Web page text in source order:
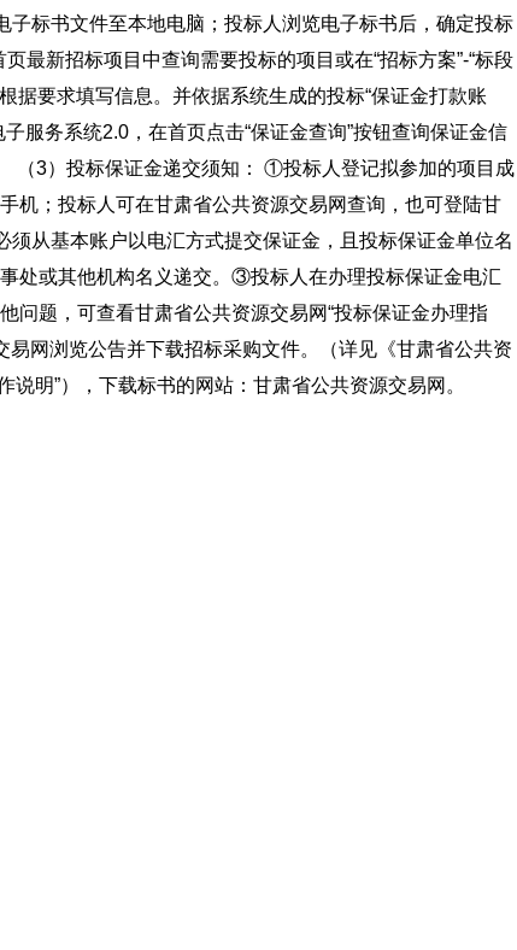
子标书文件至本地电脑；投标人浏览电子标书后，确定投标
最新招标项目中查询需要投标的项目或在“招标方案”-“标段
据要求填写信息。并依据系统生成的投标“保证金打款账
服务系统2.0，在首页点击“保证金查询”按钮查询保证金信
（3）投标保证金递交须知： ①投标人登记拟参加的项目成
机；投标人可在甘肃省公共资源交易网查询，也可登陆甘
从基本账户以电汇方式提交保证金，且投标保证金单位名
处或其他机构名义递交。③投标人在办理投标保证金电汇
问题，可查看甘肃省公共资源交易网“投标保证金办理指
网浏览公告并下载招标采购文件。（详见《甘肃省公共资
说明”），下载标书的网站：甘肃省公共资源交易网。